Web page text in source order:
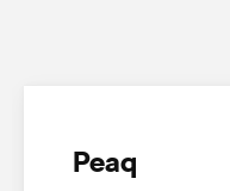
Peaq